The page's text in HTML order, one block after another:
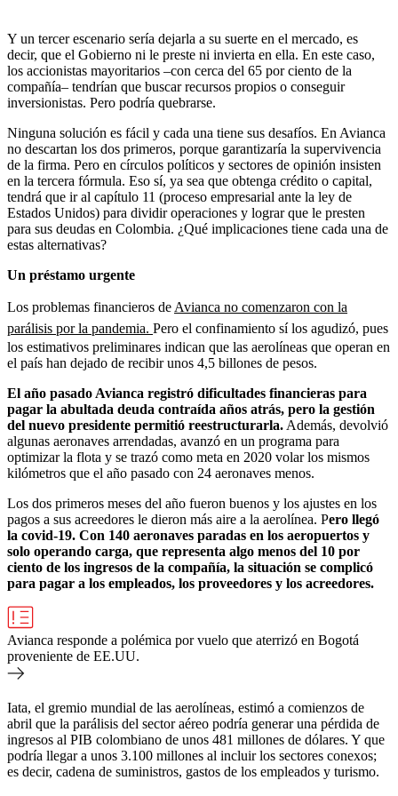
Y un tercer escenario sería dejarla a su suerte en el mercado, es
decir, que el Gobierno ni le preste ni invierta en ella. En este caso,
los accionistas mayoritarios –con cerca del 65 por ciento de la
compañía– tendrían que buscar recursos propios o conseguir
inversionistas. Pero podría quebrarse.
Ninguna solución es fácil y cada una tiene sus desafíos. En Avianca
no descartan los dos primeros, porque garantizaría la supervivencia
de la firma. Pero en círculos políticos y sectores de opinión insisten
en la tercera fórmula. Eso sí, ya sea que obtenga crédito o capital,
tendrá que ir al capítulo 11 (proceso empresarial ante la ley de
Estados Unidos) para dividir operaciones y lograr que le presten
para sus deudas en Colombia. ¿Qué implicaciones tiene cada una de
estas alternativas?
Un préstamo urgente
Los problemas financieros de Avianca no comenzaron con la
parálisis por la pandemia. Pero el confinamiento sí los agudizó, pues
los estimativos preliminares indican que las aerolíneas que operan en
el país han dejado de recibir unos 4,5 billones de pesos.
El año pasado Avianca registró dificultades financieras para
pagar la abultada deuda contraída años atrás, pero la gestión
del nuevo presidente permitió reestructurarla. Además, devolvió
algunas aeronaves arrendadas, avanzó en un programa para
optimizar la flota y se trazó como meta en 2020 volar los mismos
kilómetros que el año pasado con 24 aeronaves menos.
Los dos primeros meses del año fueron buenos y los ajustes en los
pagos a sus acreedores le dieron más aire a la aerolínea. Pero llegó
la covid-19. Con 140 aeronaves paradas en los aeropuertos y
solo operando carga, que representa algo menos del 10 por
ciento de los ingresos de la compañía, la situación se complicó
para pagar a los empleados, los proveedores y los acreedores.
Avianca responde a polémica por vuelo que aterrizó en Bogotá
proveniente de EE.UU.
Iata, el gremio mundial de las aerolíneas, estimó a comienzos de
abril que la parálisis del sector aéreo podría generar una pérdida de
ingresos al PIB colombiano de unos 481 millones de dólares. Y que
podría llegar a unos 3.100 millones al incluir los sectores conexos;
es decir, cadena de suministros, gastos de los empleados y turismo.